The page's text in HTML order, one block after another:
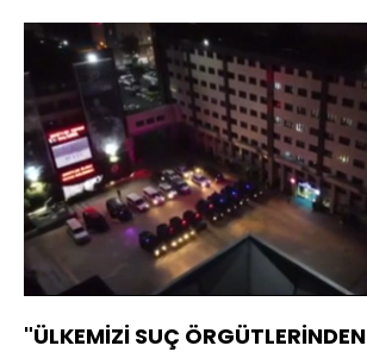
Sesi
Aç
Yüklendi
85.05%
"ÜLKEMİZİ SUÇ ÖRGÜTLERİNDEN